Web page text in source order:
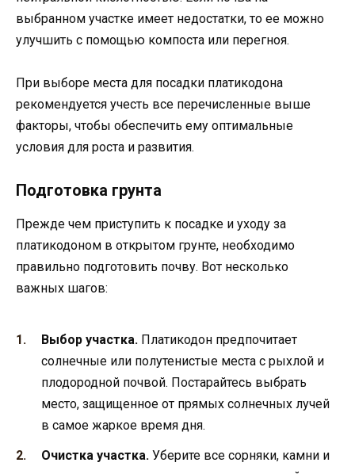
выбранном участке имеет недостатки, то ее можно
улучшить с помощью компоста или перегноя.
При выборе места для посадки платикодона
рекомендуется учесть все перечисленные выше
факторы, чтобы обеспечить ему оптимальные
условия для роста и развития.
Подготовка грунта
Прежде чем приступить к посадке и уходу за
платикодоном в открытом грунте, необходимо
правильно подготовить почву. Вот несколько
важных шагов:
Выбор участка. Платикодон предпочитает
солнечные или полутенистые места с рыхлой и
плодородной почвой. Постарайтесь выбрать
место, защищенное от прямых солнечных лучей
в самое жаркое время дня.
Очистка участка. Уберите все сорняки, камни и